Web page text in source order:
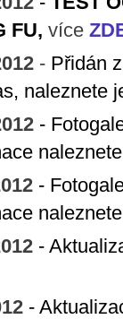
FU, více
- Přidán
naleznete
-
naleznete
-
naleznete
-
-